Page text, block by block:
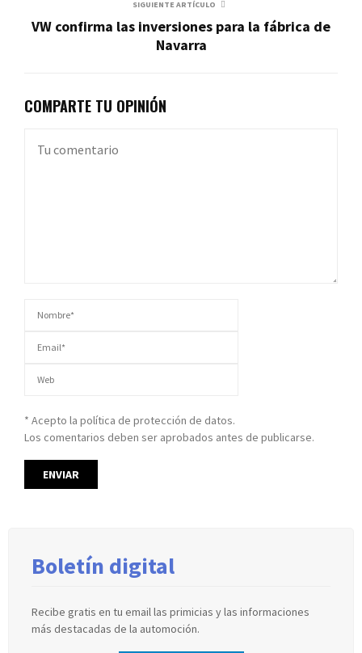
SIGUIENTE ARTÍCULO
VW confirma las inversiones para la fábrica de
Navarra
COMPARTE TU OPINIÓN
* Acepto la política de protección de datos.
Los comentarios deben ser aprobados antes de publicarse.
Boletín digital
Recibe gratis en tu email las primicias y las informaciones
más destacadas de la automoción.